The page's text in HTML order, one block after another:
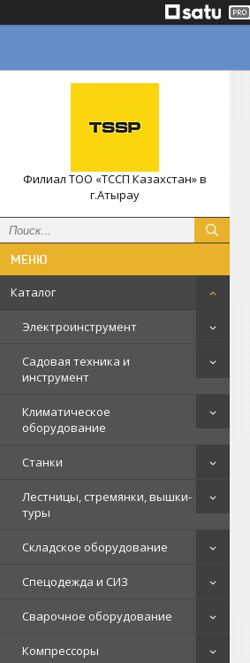
Филиал ТОО «ТССП Казахстан» в
г.Атырау
Каталог
Электроинструмент
Садовая техника и
инструмент
Климатическое
оборудование
Станки
Лестницы, стремянки, вышки-
туры
Складское оборудование
Спецодежда и СИЗ
Сварочное оборудование
Компрессоры